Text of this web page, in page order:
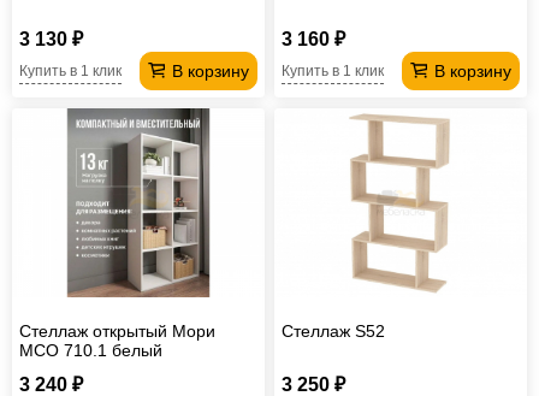
3 130 ₽
В корзину
Купить в 1 клик
3 160 ₽
В корзину
Купить в 1 клик
Стеллаж открытый Мори
МСО 710.1 белый
3 240 ₽
Стеллаж S52
3 250 ₽